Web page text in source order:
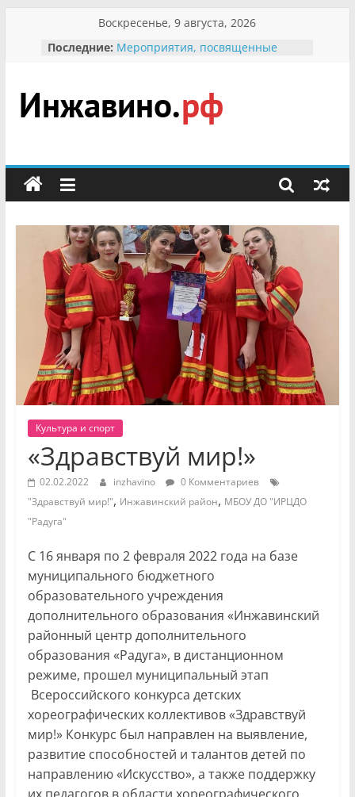
содержимому
Воскресенье, 9 августа, 2026
Последние: Мероприятия, посвященные
гражданин Инжавинского округа»
участнице Великой
Отечественной, фронтовичке
Безопасность в сети Интернет
мероприятии «Сохраним
первоцветы!»
В вольере Воронинского
заповедника родились крапчатые
суслики
Инжавино.рф
сельский
портал
Культура и спорт
«Здравствуй мир!»
02.02.2022 inzhavino
0 Комментариев
"Здравствуй мир!", Инжавинский район, МБОУ ДО "ИРЦДО
"Радуга"
С 16 января по 2 февраля 2022 года на базе
муниципального бюджетного
образовательного учреждения
дополнительного образования «Инжавинский
районный центр дополнительного
образования «Радуга», в дистанционном
режиме, прошел муниципальный этап
Всероссийского конкурса детских
хореографических коллективов «Здравствуй
мир!» Конкурс был направлен на выявление,
развитие способностей и талантов детей по
направлению «Искусство», а также поддержку